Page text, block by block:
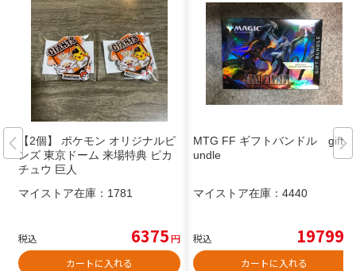
【2個】 ポケモン オリジナルピ
ンズ 東京ドーム 来場特典 ピカ
チュウ 巨人
マイストア在庫： 1781
税込 6375円
カートに入れる
MTG FF ギフトバンドル gift b
undle
マイストア在庫： 4440
税込 19799
カートに入れる